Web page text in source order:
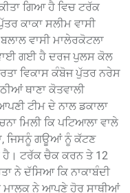
ਗਿਆ ਹੈ ਵਿਚ ਟਰੱਕ
ਕਾਕਾ ਸਲੀਮ ਵਾਸੀ
ਵਾਸੀ ਮਾਲੇਰਕੋਟਲਾ
ਗਈ ਹੈ ਦਰਜ ਪੁਲਸ ਕੋਲ
ਵਿਕਾਸ ਕੰਬੋਜ ਪੁੱਤਰ ਨਰੇਸ
ਥਾਣਾ ਕੋਤਵਾਲੀ
ਟੀਮ ਦੇ ਨਾਲ ਡਕਾਲਾ
ਮਿਲੀ ਕਿ ਪਟਿਆਲਾ ਵਾਲੇ
ਜਿਸਨੂੰ ਗਊਆਂ ਨੂੰ ਕੱਟਣ
ਹੈ। ਟਰੱਕ ਚੈਕ ਕਰਨ ਤੇ 12
ਨੇ ਦੱਸਿਆ ਕਿ ਨਾਕਾਬੰਦੀ
ਮਾਲਕ ਨੇ ਆਪਣੇ ਹੋਰ ਸਾਥੀਆਂ